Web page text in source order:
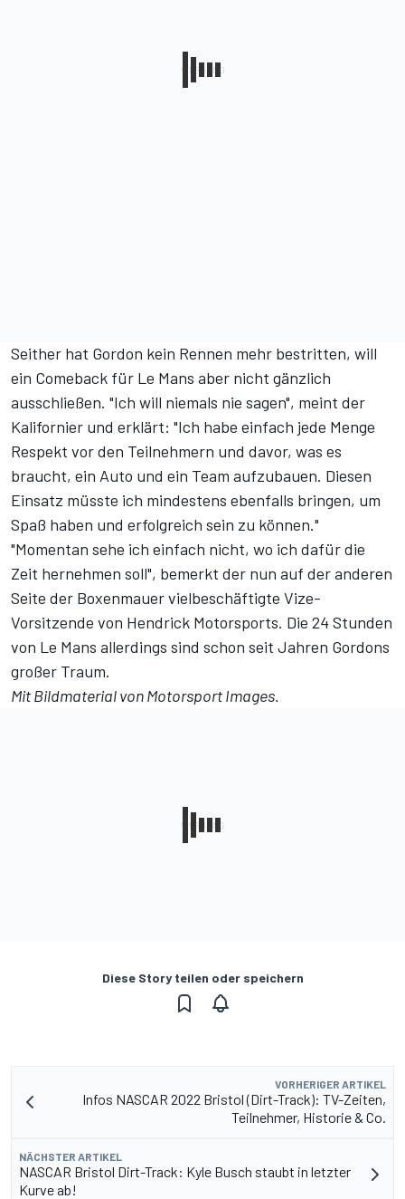
Seither hat Gordon kein Rennen mehr bestritten, will
ein Comeback für Le Mans aber nicht gänzlich
ausschließen. "Ich will niemals nie sagen", meint der
Kalifornier und erklärt: "Ich habe einfach jede Menge
Respekt vor den Teilnehmern und davor, was es
braucht, ein Auto und ein Team aufzubauen. Diesen
Einsatz müsste ich mindestens ebenfalls bringen, um
Spaß haben und erfolgreich sein zu können."
"Momentan sehe ich einfach nicht, wo ich dafür die
Zeit hernehmen soll", bemerkt der nun auf der anderen
Seite der Boxenmauer vielbeschäftigte Vize-
Vorsitzende von Hendrick Motorsports. Die 24 Stunden
von Le Mans allerdings sind schon seit Jahren Gordons
großer Traum.
Mit Bildmaterial vonMotorsport Images.
Diese Story teilen oder speichern
VORHERIGER ARTIKEL
Infos NASCAR 2022 Bristol (Dirt-Track): TV-Zeiten,
Teilnehmer, Historie & Co.
NÄCHSTER ARTIKEL
NASCAR Bristol Dirt-Track: Kyle Busch staubt in letzter
Kurve ab!